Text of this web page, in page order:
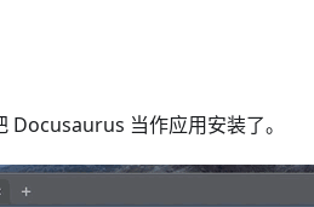
Docusaurus 当作应用安装了。